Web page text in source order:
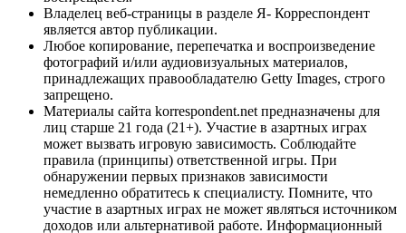
Владелец веб-страницы в разделе Я- Корреспондент
является автор публикации.
Любое копирование, перепечатка и воспроизведение
фотографий и/или аудиовизуальных материалов,
принадлежащих правообладателю Getty Images, строго
запрещено.
Материалы сайта korrespondent.net предназначены для
лиц старше 21 года (21+). Участие в азартных играх
может вызвать игровую зависимость. Соблюдайте
правила (принципы) ответственной игры. При
обнаружении первых признаков зависимости
немедленно обратитесь к специалисту. Помните, что
участие в азартных играх не может являться источником
доходов или альтернативой работе. Информационный